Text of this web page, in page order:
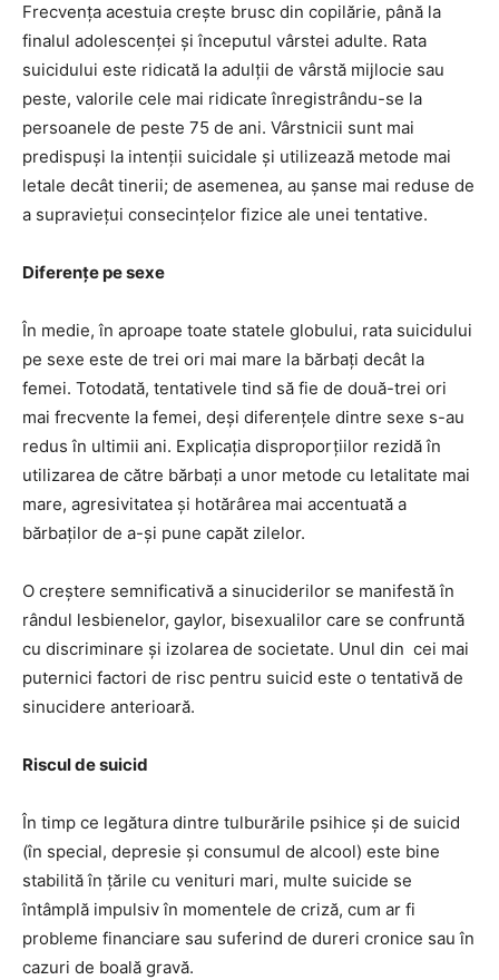
Frecvenţa acestuia creşte brusc din copilărie, până la
finalul adolescenţei şi începutul vârstei adulte. Rata
suicidului este ridicată la adulţii de vârstă mijlocie sau
peste, valorile cele mai ridicate înregistrându-se la
persoanele de peste 75 de ani. Vârstnicii sunt mai
predispuşi la intenţii suicidale şi utilizează metode mai
letale decât tinerii; de asemenea, au şanse mai reduse de
a supravieţui consecinţelor fizice ale unei tentative.
Diferenţe pe sexe
În medie, în aproape toate statele globului, rata suicidului
pe sexe este de trei ori mai mare la bărbaţi decât la
femei. Totodată, tentativele tind să fie de două-trei ori
mai frecvente la femei, deşi diferenţele dintre sexe s-au
redus în ultimii ani. Explicaţia disproporţiilor rezidă în
utilizarea de către bărbaţi a unor metode cu letalitate mai
mare, agresivitatea şi hotărârea mai accentuată a
bărbaţilor de a-și pune capăt zilelor.
O creștere semnificativă a sinuciderilor se manifestă în
rândul lesbienelor, gaylor, bisexualilor care se confruntă
cu discriminare și izolarea de societate. Unul din cei mai
puternici factori de risc pentru suicid este o tentativă de
sinucidere anterioară.
Riscul de suicid
În timp ce legătura dintre tulburările psihice și de suicid
(în special, depresie și consumul de alcool) este bine
stabilită în țările cu venituri mari, multe suicide se
întâmplă impulsiv în momentele de criză, cum ar fi
probleme financiare sau suferind de dureri cronice sau în
cazuri de boală gravă.